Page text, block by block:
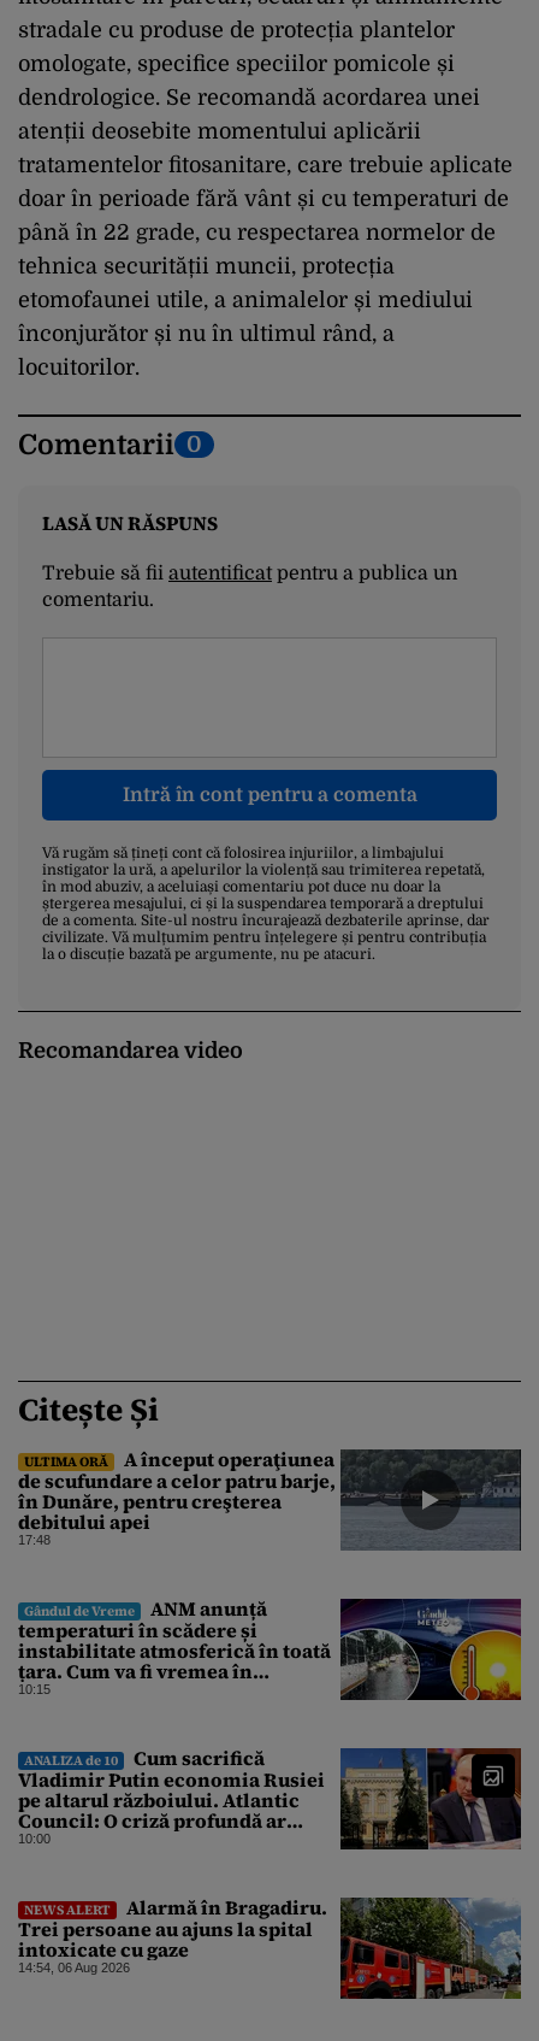
stradale cu produse de protecția plantelor
omologate, specifice speciilor pomicole și
dendrologice. Se recomandă acordarea unei
atenții deosebite momentului aplicării
tratamentelor fitosanitare, care trebuie aplicate
doar în perioade fără vânt și cu temperaturi de
până în 22 grade, cu respectarea normelor de
tehnica securității muncii, protecția
etomofaunei utile, a animalelor și mediului
înconjurător și nu în ultimul rând, a
locuitorilor.
Comentarii 0
LASĂ UN RĂSPUNS
Trebuie să fii autentificatpentru a publica un
comentariu.
Intră în cont pentru a comenta
Vă rugăm să țineți cont că folosirea injuriilor, a limbajului
instigator la ură, a apelurilor la violență sau trimiterea repetată,
în mod abuziv, a aceluiași comentariu pot duce nu doar la
ștergerea mesajului, ci și la suspendarea temporară a dreptului
de a comenta. Site-ul nostru încurajează dezbaterile aprinse, dar
civilizate. Vă mulțumim pentru înțelegere și pentru contribuția
la o discuție bazată pe argumente, nu pe atacuri.
Recomandarea video
Citește Și
ULTIMA ORĂ
A început operaţiunea
de scufundare a celor patru barje,
în Dunăre, pentru creşterea
debitului apei
17:48
Gândul de Vreme
ANM anunță
temperaturi în scădere și
instabilitate atmosferică în toată
țara. Cum va fi vremea în
București și când vin vijeliile
10:15
ANALIZA de 10
Cum sacrifică
Vladimir Putin economia Rusiei
pe altarul războiului. Atlantic
Council: O criză profundă ar
putea forța Kremlinul să apeleze
10:00
NEWS ALERT
Alarmă în Bragadiru.
Trei persoane au ajuns la spital
intoxicate cu gaze
14:54, 06 Aug 2026